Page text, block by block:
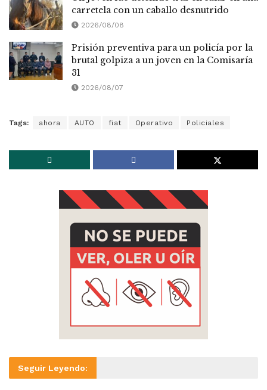
carretela con un caballo desnutrido
2026/08/08
Prisión preventiva para un policía por la
brutal golpiza a un joven en la Comisaría
31
2026/08/07
Tags: ahora AUTO fiat Operativo Policiales
Seguir Leyendo: